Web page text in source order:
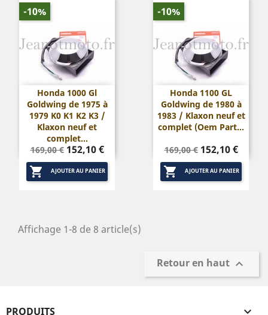
Honda 1000 Gl
Goldwing de 1975 à
1979 K0 K1 K2 K3 /
Klaxon neuf et
complet...
Prix
de
base
169,00 € Prix
152,10 €
 AJOUTER AU PANIER
-10%
Honda 1100 GL
Goldwing de 1980 à
1983 / Klaxon neuf et
complet (Oem Part...
Prix
de
base
169,00 € Prix
152,10 €
 AJOUTER AU PANIER
-10%
Affichage 1-8 de 8 article(s)
Retour en haut 
PRODUITS 